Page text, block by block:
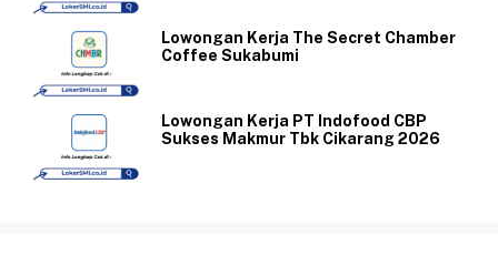
Lowongan Kerja The Secret Chamber
Coffee Sukabumi
Lowongan Kerja PT Indofood CBP
Sukses Makmur Tbk Cikarang 2026